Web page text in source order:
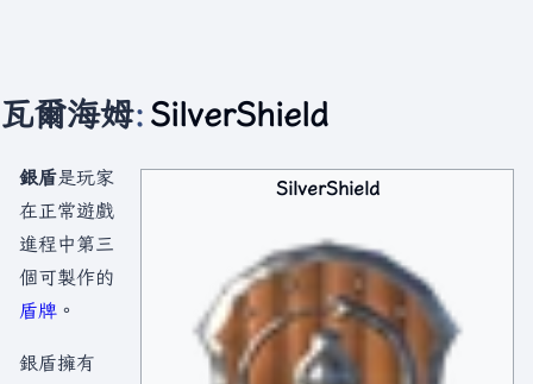
瓦爾海姆: SilverShield
SilverShield
銀盾是玩家
在正常遊戲
進程中第三
個可製作的
盾牌 。
銀盾擁有